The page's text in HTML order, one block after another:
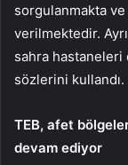
sorgulanmakta
verilmektedir.
sahra hastaneleri
sözlerini kullandı.
TEB, afet
devam ediyor